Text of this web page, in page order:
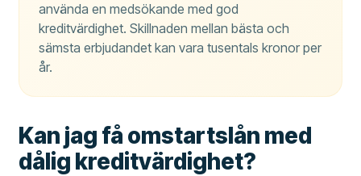
använda en medsökande med god
kreditvärdighet. Skillnaden mellan bästa och
sämsta erbjudandet kan vara tusentals kronor per
år.
Kan jag få omstartslån med
dålig kreditvärdighet?